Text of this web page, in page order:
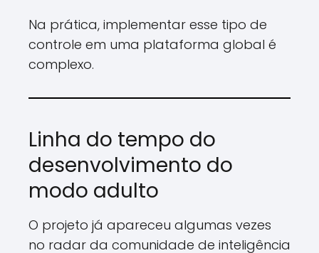
Na prática, implementar esse tipo de
controle em uma plataforma global é
complexo.
Linha do tempo do
desenvolvimento do
modo adulto
O projeto já apareceu algumas vezes
no radar da comunidade de inteligência